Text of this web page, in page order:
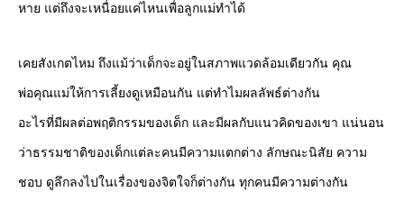
หาย แต่ถึงจะเหนื่อยแค่ไหนเพื่อลูกแม่ทำได้
เคยสังเกตไหม ถึงแม้ว่าเด็กจะอยู่ในสภาพแวดล้อมเดียวกัน คุณ
พ่อคุณแม่ให้การเลี้ยงดูเหมือนกัน แต่ทำไมผลลัพธ์ต่างกัน
อะไรที่มีผลต่อพฤติกรรมของเด็ก และมีผลกับแนวคิดของเขา แน่นอน
ว่าธรรมชาติของเด็กแต่ละคนมีความแตกต่าง ลักษณะนิสัย ความ
ชอบ ดูลึกลงไปในเรื่องของจิตใจก็ต่างกัน ทุกคนมีความต่างกัน